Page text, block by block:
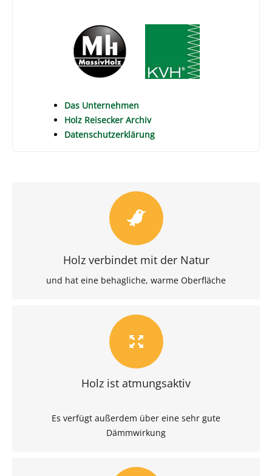
Das Unternehmen
Holz Reisecker Archiv
Datenschutzerklärung
t
Holz verbindet mit der Natur
und hat eine behagliche, warme Oberfläche
v
Holz ist atmungsaktiv
Es verfügt außerdem über eine sehr gute
Dämmwirkung